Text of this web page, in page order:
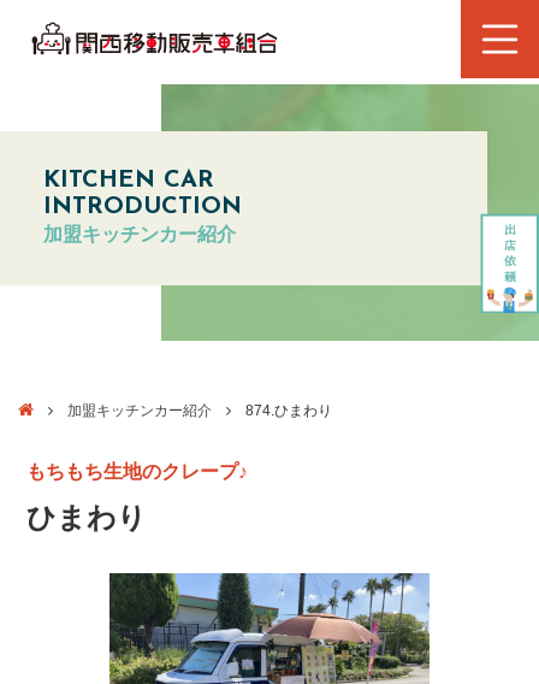
KITCHEN CAR
INTRODUCTION
加盟キッチンカー紹介
加盟キッチンカー紹介 874.ひまわり
もちもち生地のクレープ♪
ひまわり